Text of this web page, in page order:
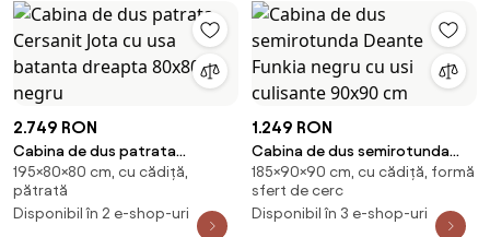
2.749 RON
Cabina de dus patrata
Cersanit Jota cu usa batanta
dreapta 80x80 negru
195×80×80 cm, cu cădiță,
pătrată
Disponibil în 2 e-shop-uri
1.249 RON
Cabina de dus semirotunda
Deante Funkia negru cu usi
culisante 90x90 cm
185×90×90 cm, cu cădiță, formă
sfert de cerc
Disponibil în 3 e-shop-uri